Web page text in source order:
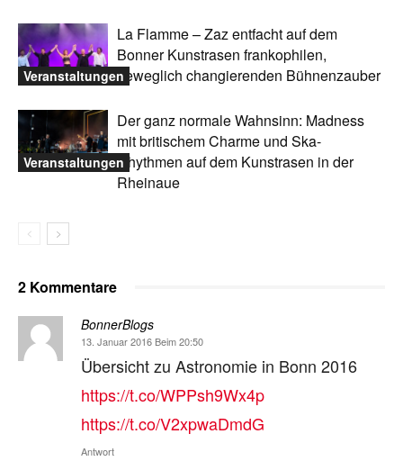
Veranstaltungen
La Flamme – Zaz entfacht auf dem
Bonner Kunstrasen frankophilen,
beweglich changierenden Bühnenzauber
Veranstaltungen
Der ganz normale Wahnsinn: Madness
mit britischem Charme und Ska-
Rhythmen auf dem Kunstrasen in der
Rheinaue
2 Kommentare
BonnerBlogs
13. Januar 2016 Beim 20:50
Übersicht zu Astronomie in Bonn 2016
https://t.co/WPPsh9Wx4p
https://t.co/V2xpwaDmdG
Antwort